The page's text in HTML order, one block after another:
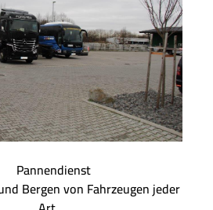
Pannendienst
Bergen von Fahrzeugen jeder